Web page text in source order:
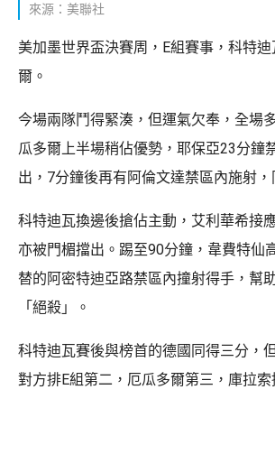
來源：美聯社
美加墨世界盃決賽周，E組賽事，科特
爾。
今場兩隊鬥得緊湊，但運氣欠奉，全場
瓜多爾上半場稍佔優勢，耶保亞23分鐘
出，7分鐘後再有阿倫文達禁區內施射，
科特迪瓦換邊後搶佔主動，艾利華希接
亦被門楣擋出。踢至90分鐘，韋費特仙
替的阿密特迪亞路禁區內撞射得手，幫
「絕殺」。
科特迪瓦賽後與榜首的德國同得三分，
對方排E組第二，厄瓜多爾第三，庫拉索